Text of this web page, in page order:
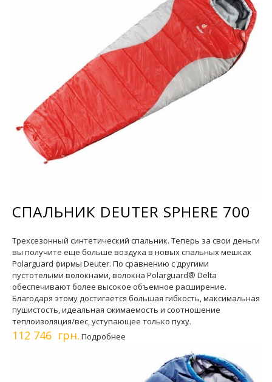
СПАЛЬНИК DEUTER SPHERE 700
Трехсезонный синтетический спальник. Теперь за свои деньги
вы получите еще больше воздуха в новых спальных мешках
Polarguard фирмы Deuter. По сравнению с другими
пустотелыми волокнами, волокна Polarguard® Delta
обеспечивают более высокое объемное расширение.
Благодаря этому достигается большая гибкость, максимальная
пушистость, идеальная сжимаемость и соотношение
теплоизоляция/вес, уступающее только пуху.
112 746 грн. Подробнее